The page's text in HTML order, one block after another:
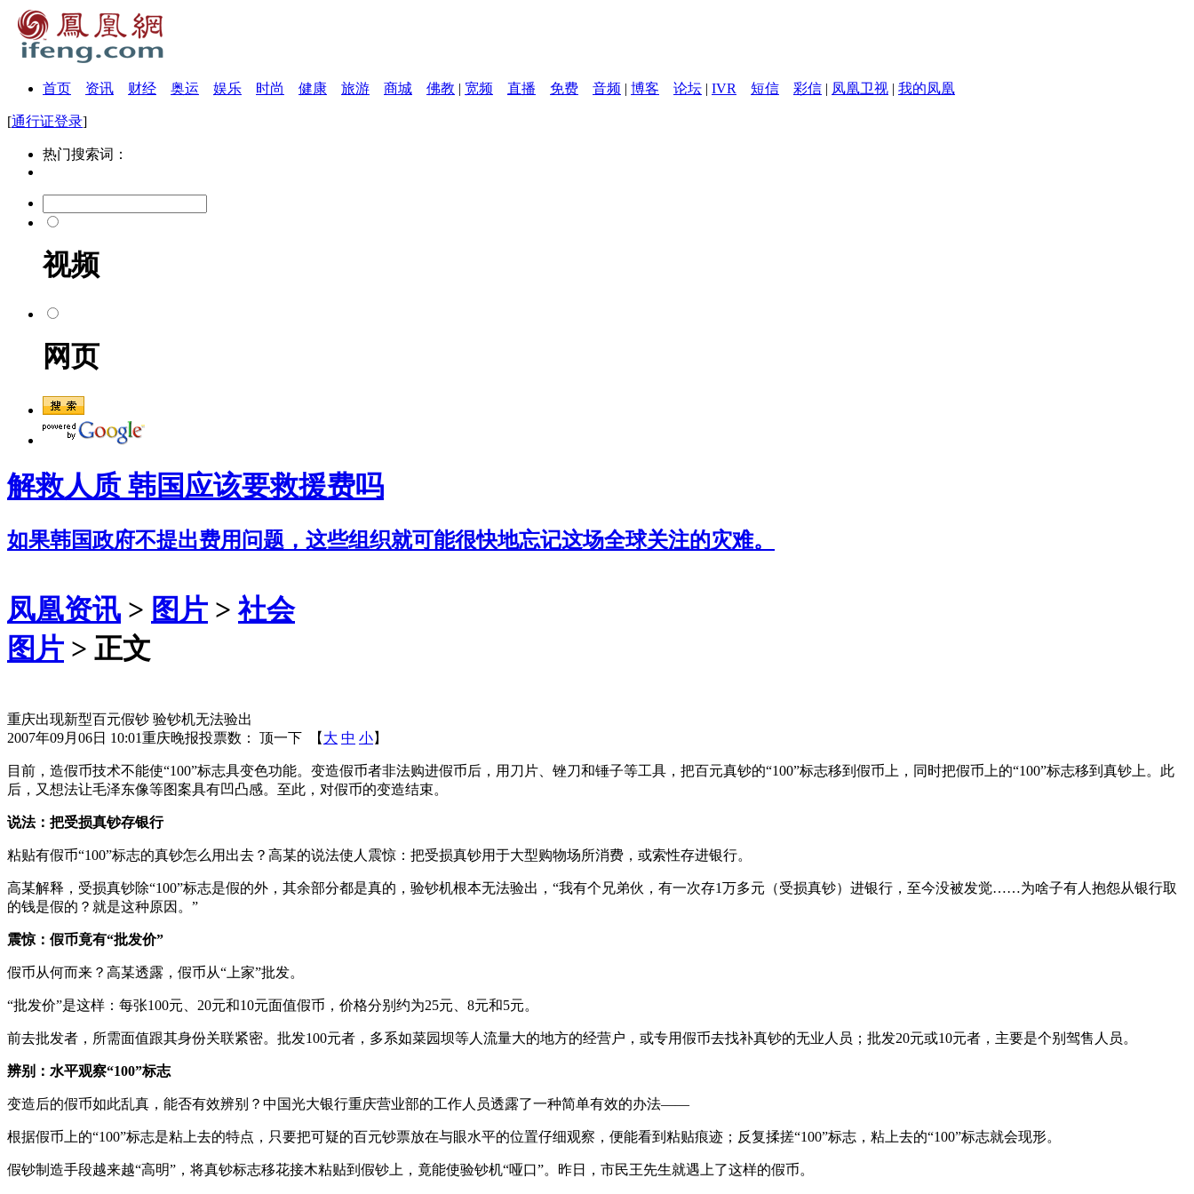
首页 资讯 财经 奥运 娱乐 时尚 健康 旅游 商城 佛教 | 宽频 直播 免费 音频 | 博客 论坛 | IVR 短信 彩信 | 凤凰卫视 | 我的凤凰
[通行证登录]
热门搜索词：
视频
网页
解救人质 韩国应该要救援费吗
如果韩国政府不提出费用问题，这些组织就可能很快地忘记这场全球关注的灾难。
凤凰资讯 > 图片 >社会
图片 > 正文
重庆出现新型百元假钞 验钞机无法验出
2007年09月06日 10:01重庆晚报投票数： 顶一下 【 大 中 小】
目前，造假币技术不能使“100”标志具变色功能。变造假币者非法购进假币后，用刀片、锉刀和锤子等工具，把百元真钞的“100”标志移到假币上，同时把假币上的“100”标志移到真钞上。此
后，又想法让毛泽东像等图案具有凹凸感。至此，对假币的变造结束。
说法：把受损真钞存银行
粘贴有假币“100”标志的真钞怎么用出去？高某的说法使人震惊：把受损真钞用于大型购物场所消费，或索性存进银行。
高某解释，受损真钞除“100”标志是假的外，其余部分都是真的，验钞机根本无法验出，“我有个兄弟伙，有一次存1万多元（受损真钞）进银行，至今没被发觉……为啥子有人抱怨从银行取
的钱是假的？就是这种原因。”
震惊：假币竟有“批发价”
假币从何而来？高某透露，假币从“上家”批发。
“批发价”是这样：每张100元、20元和10元面值假币，价格分别约为25元、8元和5元。
前去批发者，所需面值跟其身份关联紧密。批发100元者，多系如菜园坝等人流量大的地方的经营户，或专用假币去找补真钞的无业人员；批发20元或10元者，主要是个别驾售人员。
辨别：水平观察“100”标志
变造后的假币如此乱真，能否有效辨别？中国光大银行重庆营业部的工作人员透露了一种简单有效的办法——
根据假币上的“100”标志是粘上去的特点，只要把可疑的百元钞票放在与眼水平的位置仔细观察，便能看到粘贴痕迹；反复揉搓“100”标志，粘上去的“100”标志就会现形。
假钞制造手段越来越“高明”，将真钞标志移花接木粘贴到假钞上，竟能使验钞机“哑口”。昨日，市民王先生就遇上了这样的假币。